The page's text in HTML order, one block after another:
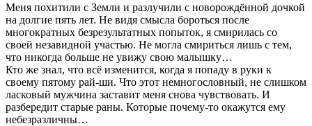
Меня похитили с Земли и разлучили с новорождённой дочкой
на долгие пять лет. Не видя смысла бороться после
многократных безрезультатных попыток, я смирилась со
своей незавидной участью. Не могла смириться лишь с тем,
что никогда больше не увижу свою малышку…
Кто же знал, что всё изменится, когда я попаду в руки к
своему пятому рай-ши. Что этот немногословный, не слишком
ласковый мужчина заставит меня снова чувствовать. И
разбередит старые раны. Которые почему-то окажутся ему
небезразличны…